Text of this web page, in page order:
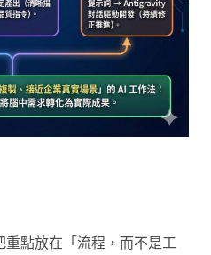
點放在「流程，而不是工